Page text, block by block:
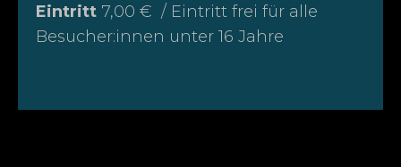
Eintritt 7,00 € / Eintritt frei für alle
Besucher:innen unter 16 Jahre